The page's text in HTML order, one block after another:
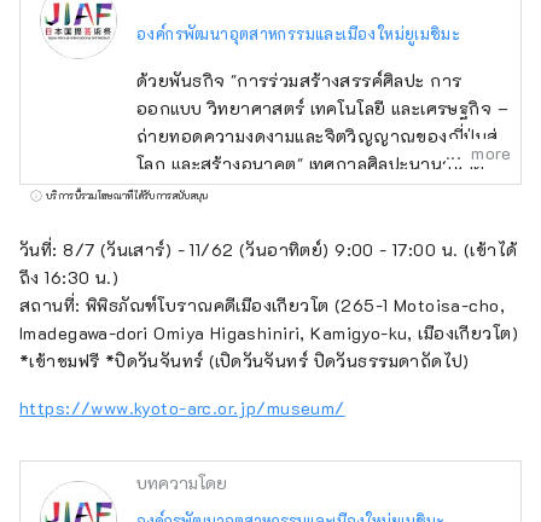
องค์กรพัฒนาอุตสาหกรรมและเมืองใหม่ยูเมชิมะ
ด้วยพันธกิจ "การร่วมสร้างสรรค์ศิลปะ การ
ออกแบบ วิทยาศาสตร์ เทคโนโลยี และเศรษฐกิจ –
ถ่ายทอดความงดงามและจิตวิญญาณของญี่ปุ่นสู่
โลก และสร้างอนาคต" เทศกาลศิลปะนานาชาติ
ญี่ปุ่นจะจัดขึ้นในช่วงเวลาเดียวกันหกเดือนกับงาน
เข้าร่วม 158 แห่ง และองค์กรระหว่างประเทศ 7
Expo และในเกียวโต โอซาก้า คันไซ และทั่ว
ประเทศ เพื่อส่งเสริมการสร้างวัฏจักรที่ดีงาม
ระหว่างวัฒนธรรมและศิลปะ เศรษฐกิจ และสังคม
งาน Expo จะเป็นโอกาสในการขยายวงกว้างของ
หลากหลาย วิทยาศาสตร์และเทคโนโลยี และ
more
บริการนี้รวมโฆษณาที่ได้รับการสนับสนุน
วันที่: 8/7 (วันเสาร์) - 11/62 (วันอาทิตย์) 9:00 - 17:00 น. (เข้าได้
ถึง 16:30 น.)
สถานที่: พิพิธภัณฑ์โบราณคดีเมืองเกียวโต (265-1 Motoisa-cho,
Imadegawa-dori Omiya Higashiniri, Kamigyo-ku, เมืองเกียวโต)
*เข้าชมฟรี *ปิดวันจันทร์ (เปิดวันจันทร์ ปิดวันธรรมดาถัดไป)
https://www.kyoto-arc.or.jp/museum/
บทความโดย